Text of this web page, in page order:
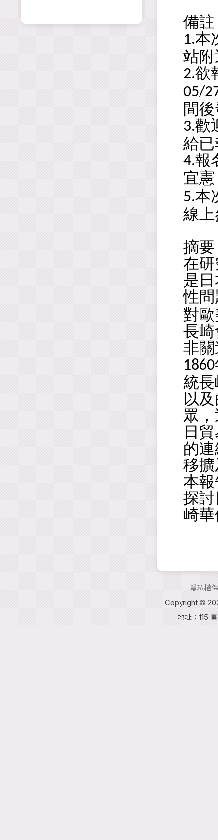
備註
1.本
站
2.欲
05/
間
3.歡
給
4.報
宜
5.本
線
摘要
在
是
性
對
長
非
1860
統
以
眾
日
的
移
本
探
崎
隱私權
Copyright ©
地址：115